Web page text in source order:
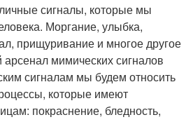
сигналы, которые мы
Моргание, улыбка,
прищуривание и многое другое
мимических сигналов
сигналам мы будем относить
которые имеют
покраснение, бледность,